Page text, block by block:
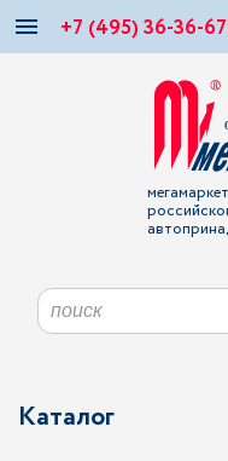
+7 (495) 36-36-
Каталог